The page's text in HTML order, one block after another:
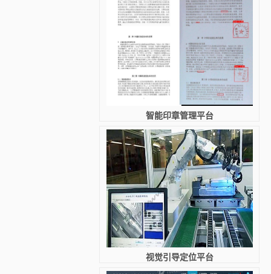
智能印章管理平台
视觉引导定位平台